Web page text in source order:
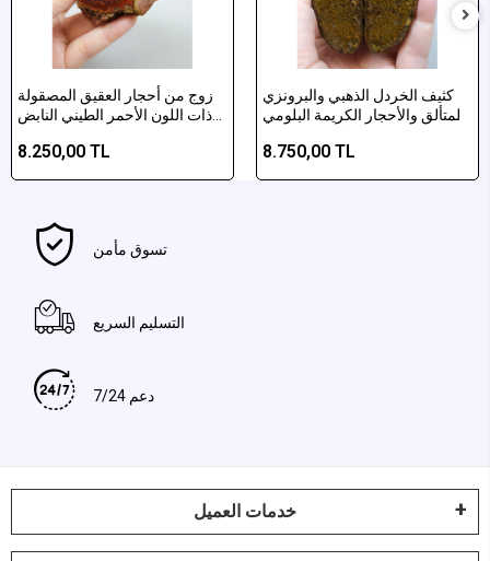
زوج من أحجار العقيق المصقولة
ذات اللون الأحمر الطيني النابض
8.250,00 TL
كثيف الخردل الذهبي والبرونزي
المتألق والأحجار الكريمة البلومي
8.750,00 TL
تسوق مأمن
التسليم السريع
دعم 7/24
خدمات العميل